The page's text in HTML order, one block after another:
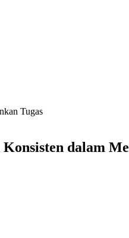
Tugas
dalam